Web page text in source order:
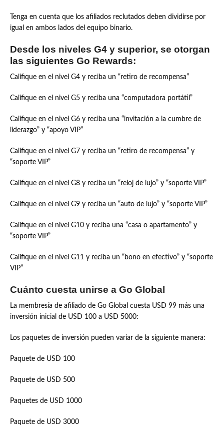
Tenga en cuenta que los afiliados reclutados deben dividirse por
igual en ambos lados del equipo binario.
Desde los niveles G4 y superior, se otorgan
las siguientes Go Rewards:
Califique en el nivel G4 y reciba un “retiro de recompensa”
Califique en el nivel G5 y reciba una “computadora portátil”
Califique en el nivel G6 y reciba una “invitación a la cumbre de
liderazgo” y “apoyo VIP”
Califique en el nivel G7 y reciba un “retiro de recompensa” y
“soporte VIP”
Califique en el nivel G8 y reciba un “reloj de lujo” y “soporte VIP”
Califique en el nivel G9 y reciba un “auto de lujo” y “soporte VIP”
Califique en el nivel G10 y reciba una “casa o apartamento” y
“soporte VIP”
Califique en el nivel G11 y reciba un “bono en efectivo” y “soporte
VIP”
Cuánto cuesta unirse a Go Global
La membresía de afiliado de Go Global cuesta USD 99 más una
inversión inicial de USD 100 a USD 5000:
Los paquetes de inversión pueden variar de la siguiente manera:
Paquete de USD 100
Paquete de USD 500
Paquetes de USD 1000
Paquete de USD 3000